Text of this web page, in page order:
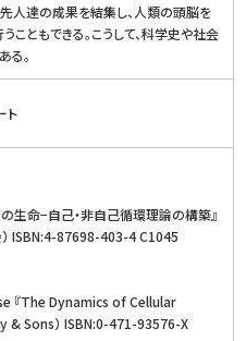
人達の成果を結集し、人類の頭脳を
こともできる。こうして、科学史や社会
る。
ト
生命−自己・非自己循環理論の構築』
） ISBN:4-87698-403-4 C1045
『The Dynamics of Cellular
& Sons） ISBN:0-471-93576-X